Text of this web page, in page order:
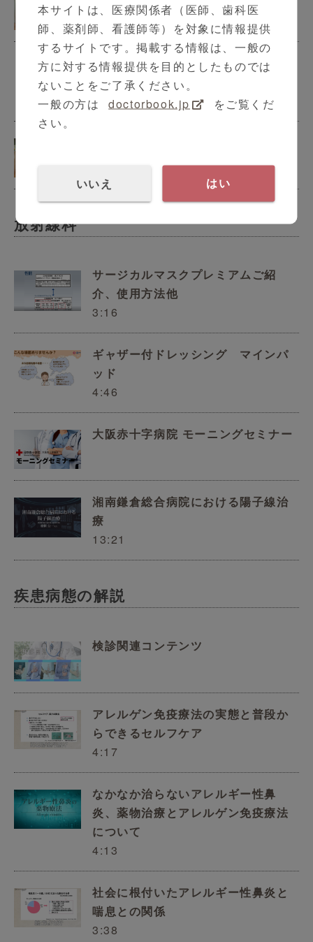
8:58
適切な検体採取が正しい診断につな
がる
3:16
放射線科
サージカルマスクプレミアムご紹
介、使用方法他
3:16
ギャザー付ドレッシング マインパ
ッド
4:46
大阪赤十字病院 モーニングセミナー
湘南鎌倉総合病院における陽子線治
療
13:21
疾患病態の解説
検診関連コンテンツ
アレルゲン免疫療法の実態と普段か
らできるセルフケア
4:17
なかなか治らないアレルギー性鼻
炎、薬物治療とアレルゲン免疫療法
について
4:13
社会に根付いたアレルギー性鼻炎と
喘息との関係
3:38
本サイトは、医療関係者（医師、歯科医
師、薬剤師、看護師等）を対象に情報提供
するサイトです。掲載する情報は、一般の
方に対する情報提供を目的としたものでは
ないことをご了承ください。
一般の方は
doctorbook.jp
をご覧くだ
さい。
いいえ はい